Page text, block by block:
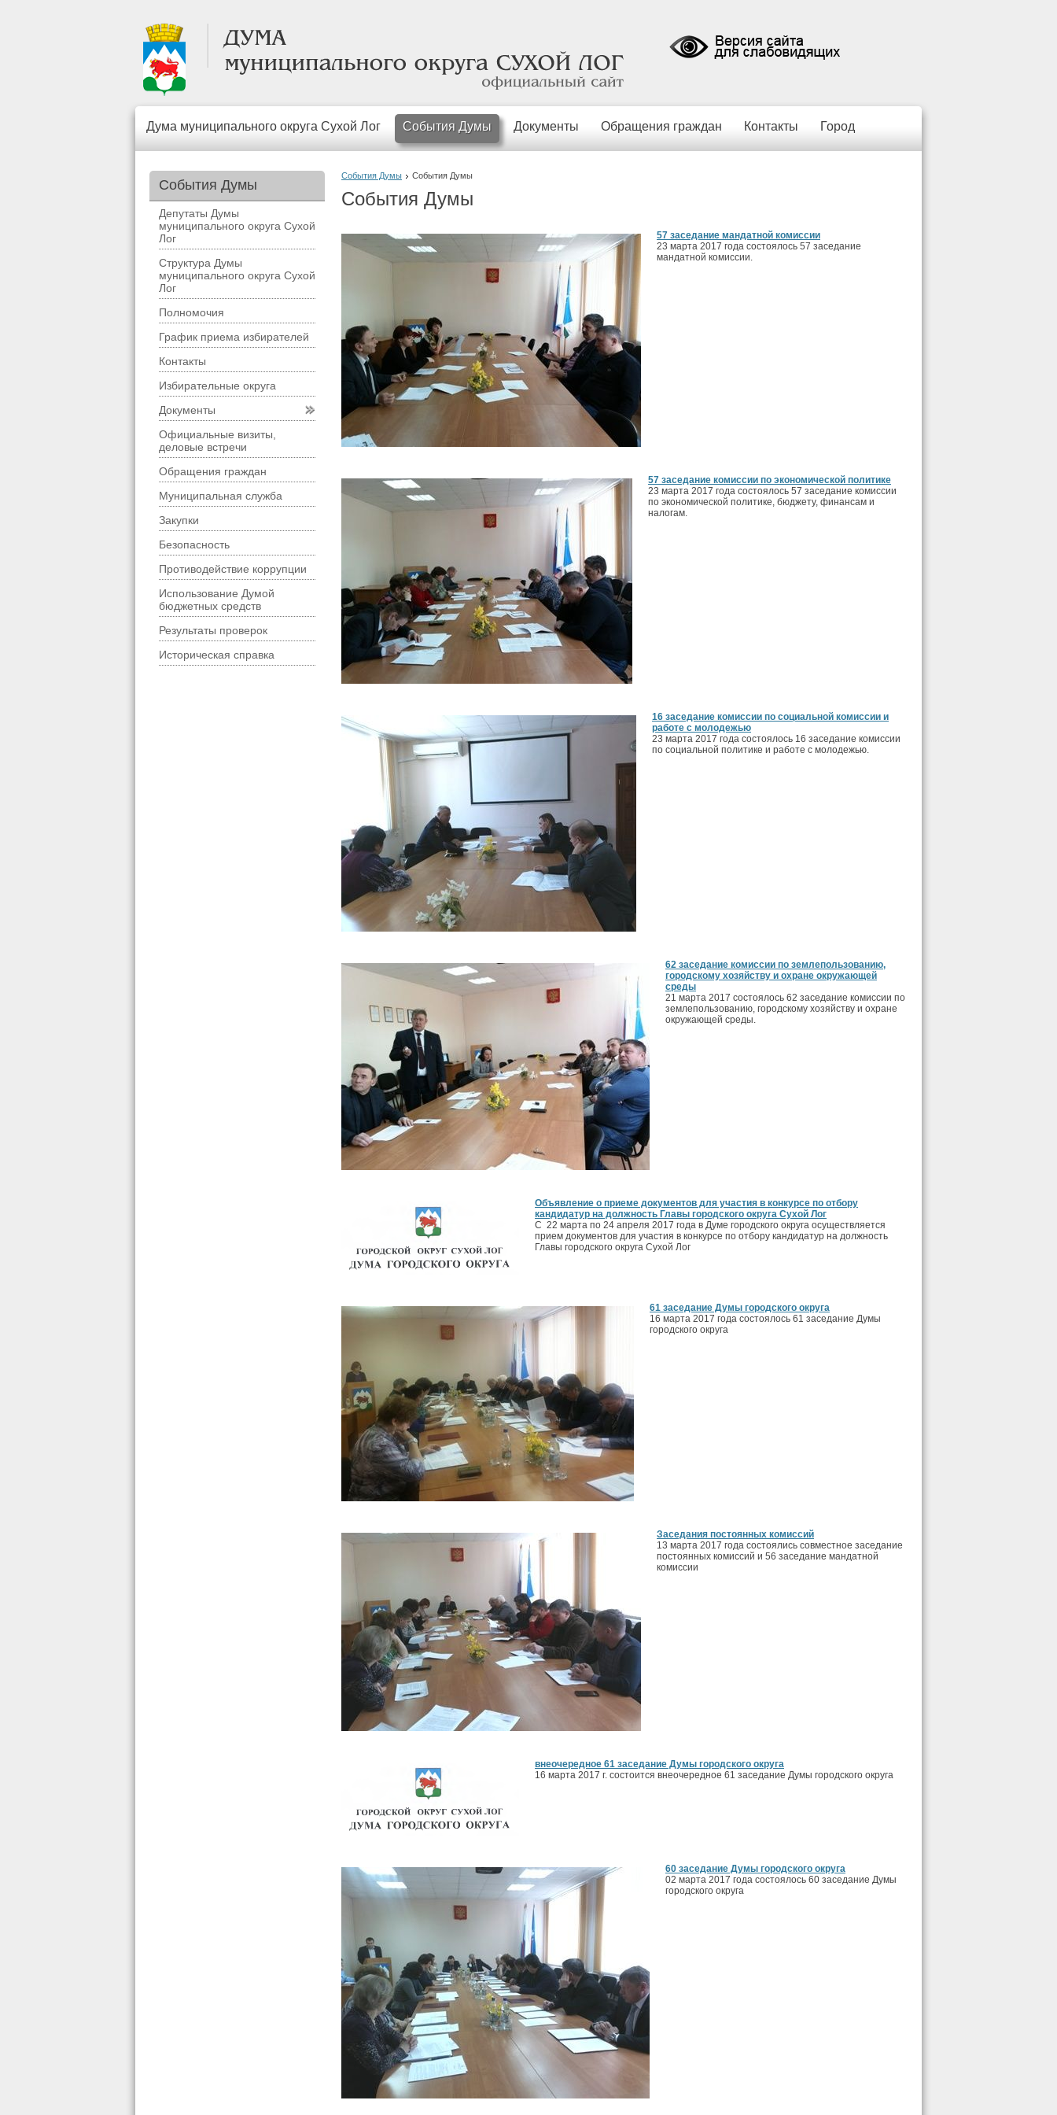
Дума муниципального округа Сухой Лог События Думы Документы Обращения граждан Контакты Город
События Думы События Думы
События Думы
57 заседание мандатной комиссии
23 марта 2017 года состоялось 57 заседание
мандатной комиссии.
57 заседание комиссии по экономической политике
23 марта 2017 года состоялось 57 заседание комиссии
по экономической политике, бюджету, финансам и
налогам.
16 заседание комиссии по социальной комиссии и
работе с молодежью
23 марта 2017 года состоялось 16 заседание комиссии
по социальной политике и работе с молодежью.
62 заседание комиссии по землепользованию,
городскому хозяйству и охране окружающей
среды
21 марта 2017 состоялось 62 заседание комиссии по
землепользованию, городскому хозяйству и охране
окружающей среды.
Объявление о приеме документов для участия в конкурсе по отбору
кандидатур на должность Главы городского округа Сухой Лог
С 22 марта по 24 апреля 2017 года в Думе городского округа осуществляется
прием документов для участия в конкурсе по отбору кандидатур на должность
Главы городского округа Сухой Лог
61 заседание Думы городского округа
16 марта 2017 года состоялось 61 заседание Думы
городского округа
Заседания постоянных комиссий
13 марта 2017 года состоялись совместное заседание
постоянных комиссий и 56 заседание мандатной
комиссии
внеочередное 61 заседание Думы городского округа
16 марта 2017 г. состоится внеочередное 61 заседание Думы городского округа
60 заседание Думы городского округа
02 марта 2017 года состоялось 60 заседание Думы
городского округа
События Думы
Депутаты Думы
муниципального округа Сухой
Лог
Структура Думы
муниципального округа Сухой
Лог
Полномочия
График приема избирателей
Контакты
Избирательные округа
Документы
Официальные визиты,
деловые встречи
Обращения граждан
Муниципальная служба
Закупки
Безопасность
Противодействие коррупции
Использование Думой
бюджетных средств
Результаты проверок
Историческая справка